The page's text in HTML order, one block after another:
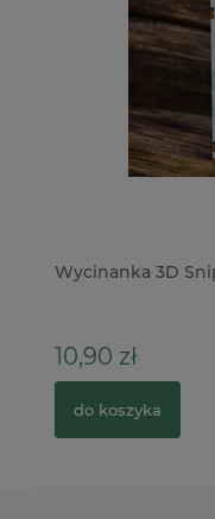
Wycinanka 3D
10,90 zł
do koszyka